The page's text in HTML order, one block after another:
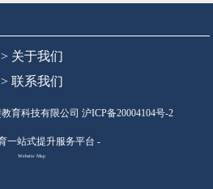
> 关于我们
> 联系我们
育科技有限公司 沪ICP备20004104号-2
一站式提升服务平台 -
Website Map